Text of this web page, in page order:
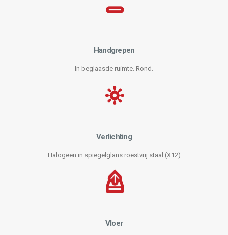
Handgrepen
In beglaasde ruimte. Rond.
Verlichting
Halogeen in spiegelglans roestvrij staal (X12)
Vloer